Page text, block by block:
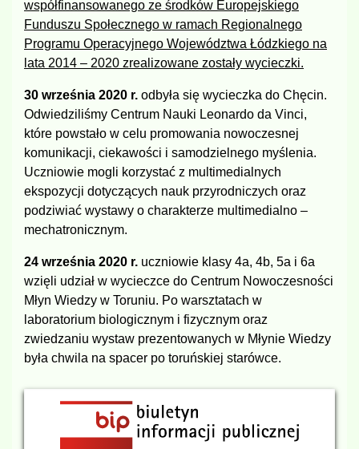
współfinansowanego ze środków Europejskiego
Funduszu Społecznego w ramach Regionalnego
Programu Operacyjnego Województwa Łódzkiego na
lata 2014 – 2020 zrealizowane zostały wycieczki.
30 września 2020 r. odbyła się wycieczka do Chęcin.
Odwiedziliśmy Centrum Nauki Leonardo da Vinci,
które powstało w celu promowania nowoczesnej
komunikacji, ciekawości i samodzielnego myślenia.
Uczniowie mogli korzystać z multimedialnych
ekspozycji dotyczących nauk przyrodniczych oraz
podziwiać wystawy o charakterze multimedialno –
mechatronicznym.
24 września 2020 r. uczniowie klasy 4a, 4b, 5a i 6a
wzięli udział w wycieczce do Centrum Nowoczesności
Młyn Wiedzy w Toruniu. Po warsztatach w
laboratorium biologicznym i fizycznym oraz
zwiedzaniu wystaw prezentowanych w Młynie Wiedzy
była chwila na spacer po toruńskiej starówce.